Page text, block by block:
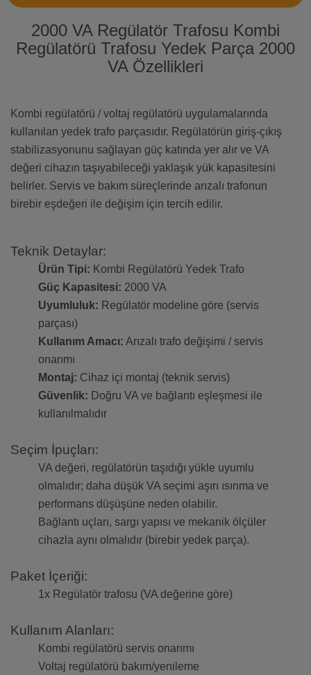
2000 VA Regülatör Trafosu Kombi
Regülatörü Trafosu Yedek Parça 2000
VA Özellikleri
Kombi regülatörü / voltaj regülatörü uygulamalarında
kullanılan yedek trafo parçasıdır. Regülatörün giriş-çıkış
stabilizasyonunu sağlayan güç katında yer alır ve VA
değeri cihazın taşıyabileceği yaklaşık yük kapasitesini
belirler. Servis ve bakım süreçlerinde arızalı trafonun
birebir eşdeğeri ile değişim için tercih edilir.
Teknik Detaylar:
Ürün Tipi: Kombi Regülatörü Yedek Trafo
Güç Kapasitesi: 2000 VA
Uyumluluk: Regülatör modeline göre (servis
parçası)
Kullanım Amacı: Arızalı trafo değişimi / servis
onarımı
Montaj: Cihaz içi montaj (teknik servis)
Güvenlik: Doğru VA ve bağlantı eşleşmesi ile
kullanılmalıdır
Seçim İpuçları:
VA değeri, regülatörün taşıdığı yükle uyumlu
olmalıdır; daha düşük VA seçimi aşırı ısınma ve
performans düşüşüne neden olabilir.
Bağlantı uçları, sargı yapısı ve mekanik ölçüler
cihazla aynı olmalıdır (birebir yedek parça).
Paket İçeriği:
1x Regülatör trafosu (VA değerine göre)
Kullanım Alanları:
Kombi regülatörü servis onarımı
Voltaj regülatörü bakım/yenileme